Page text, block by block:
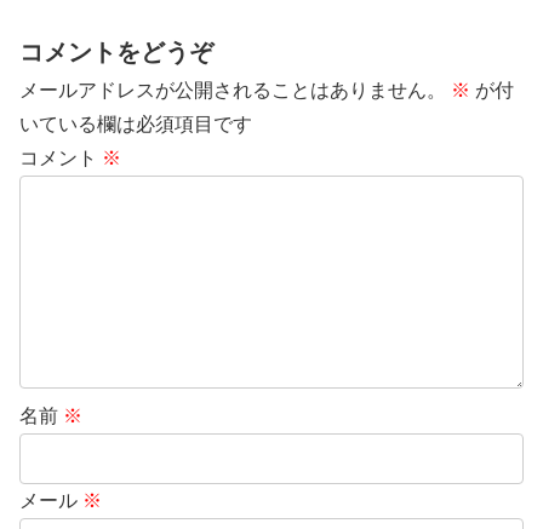
コメントをどうぞ
メールアドレスが公開されることはありません。 ※ が付
いている欄は必須項目です
コメント ※
名前 ※
メール ※